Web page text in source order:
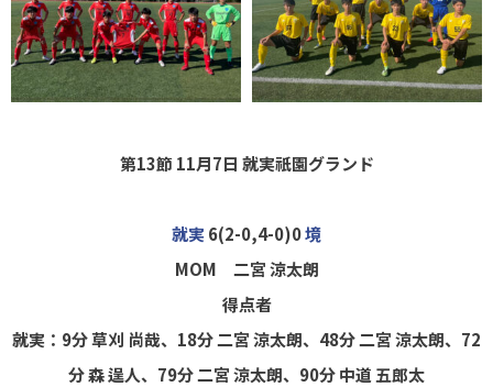
第13節 11月7日 就実祇園グランド
就実6(2-0,4-0)0境
MOM 二宮 涼太朗
得点者
就実 ：9分 草刈 尚哉、18分 二宮 涼太朗、48分 二宮 涼太朗、72
分 森 逞人、79分 二宮 涼太朗、90分 中道 五郎太